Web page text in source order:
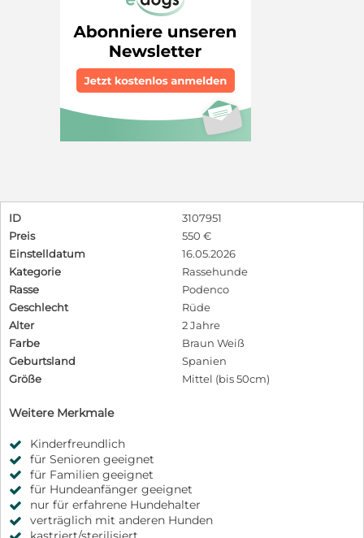
ID
3107951
Preis
550 €
Einstelldatum
16.05.2026
Kategorie
Rassehunde
Rasse
Podenco
Geschlecht
Rüde
Alter
2 Jahre
Farbe
Braun Weiß
Geburtsland
Spanien
Größe
Mittel (bis 50cm)
Weitere Merkmale
Kinderfreundlich
für Senioren geeignet
für Familien geeignet
für Hundeanfänger geeignet
nur für erfahrene Hundehalter
verträglich mit anderen Hunden